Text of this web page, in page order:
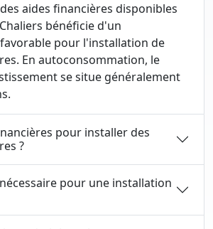
aides financières disponibles
bénéficie d'un
pour l'installation de
En autoconsommation, le
se situe généralement
pour installer des
?
pour une installation